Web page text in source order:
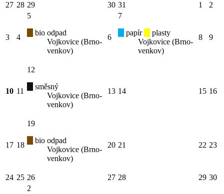
27 28 29 30 31 1 2
3 4
5
bio odpad
Vojkovice (Brno-
venkov)
6
7
papír
plasty
Vojkovice (Brno-
venkov)
8 9
10 11
12
směsný
Vojkovice (Brno-
venkov)
13 14 15 16
17 18
19
bio odpad
Vojkovice (Brno-
venkov)
20 21 22 23
24 25 26 27 28 29 30
2